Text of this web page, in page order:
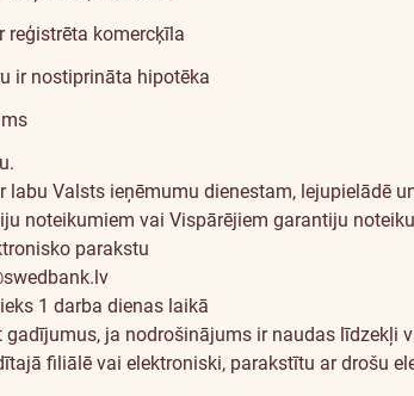
reģistrēta komercķīla
ir nostiprināta hipotēka
.
Valsts ieņēmumu dienestam, lejupielādē
noteikumiem vai Vispārējiem garantiju
parakstu
1 darba dienas laikā
ja nodrošinājums ir naudas līdzekļi
filiālē vai elektroniski, parakstītu ar drošu